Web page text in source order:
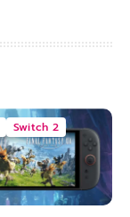
Switch 2